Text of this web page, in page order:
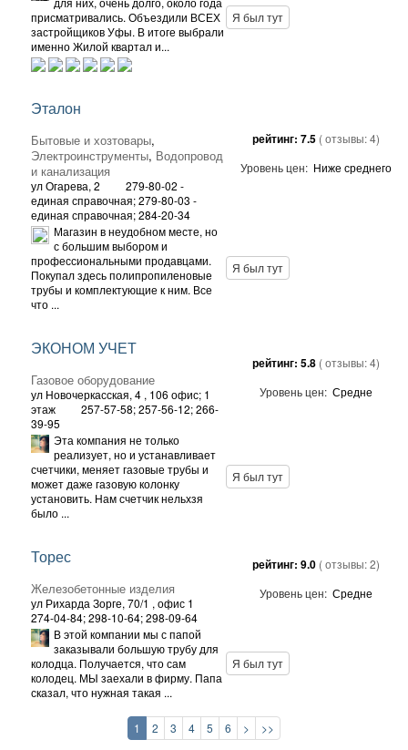
присматривались. Объездили ВСЕХ
застройщиков Уфы. В итоге выбрали
именно Жилой квартал и...
Я был тут
Эталон
Бытовые и хозтовары,
Электроинструменты, Водопровод
и канализация
ул Огарева, 2
279-80-02 -
единая справочная; 279-80-03 -
единая справочная; 284-20-34
рейтинг: 7.5 ( отзывы:4)
Уровень цен: Ниже среднего
Магазин в неудобном месте, но
с большим выбором и
профессиональными продавцами.
Покупал здесь полипропиленовые
трубы и комплектующие к ним. Все
что ...
Я был тут
ЭКОНОМ УЧЕТ
Газовое оборудование
ул Новочеркасская, 4 , 106 офис; 1
этаж
257-57-58; 257-56-12; 266-
39-95
рейтинг: 5.8 ( отзывы:4)
Уровень цен: Средне
Эта компания не только
реализует, но и устанавливает
счетчики, меняет газовые трубы и
может даже газовую колонку
установить. Нам счетчик нельхзя
было ...
Я был тут
Торес
Железобетонные изделия
ул Рихарда Зорге, 70/1 , офис 1
274-04-84; 298-10-64; 298-09-64
рейтинг: 9.0 ( отзывы:2)
Уровень цен: Средне
В этой компании мы с папой
заказывали большую трубу для
колодца. Получается, что сам
колодец. МЫ заехали в фирму. Папа
сказал, что нужная такая ...
Я был тут
1 2 3 4 5 6 > >>